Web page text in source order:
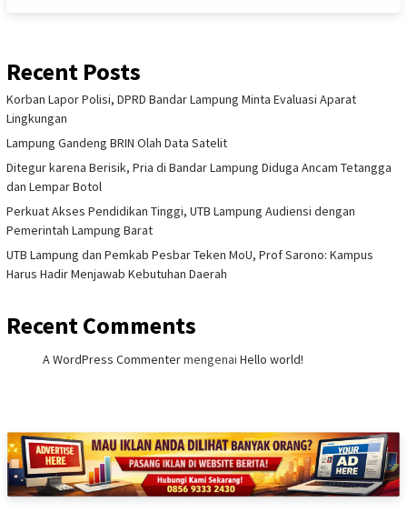
Recent Posts
Korban Lapor Polisi, DPRD Bandar Lampung Minta Evaluasi Aparat
Lingkungan
Lampung Gandeng BRIN Olah Data Satelit
Ditegur karena Berisik, Pria di Bandar Lampung Diduga Ancam Tetangga
dan Lempar Botol
Perkuat Akses Pendidikan Tinggi, UTB Lampung Audiensi dengan
Pemerintah Lampung Barat
UTB Lampung dan Pemkab Pesbar Teken MoU, Prof Sarono: Kampus
Harus Hadir Menjawab Kebutuhan Daerah
Recent Comments
A WordPress Commentermengenai Hello world!